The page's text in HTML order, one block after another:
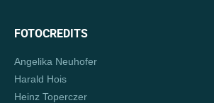
FOTOCREDITS
Angelika Neuhofer
Harald Hois
Heinz Toperczer